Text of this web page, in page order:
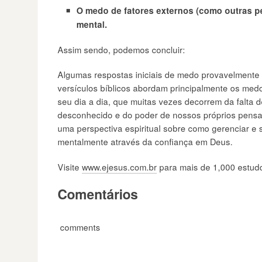
O medo de fatores externos (como outras
mental.
Assim sendo, podemos concluir:
Algumas respostas iniciais de medo
versículos bíblicos abordam principalmente os
seu dia a dia, que muitas vezes decorrem da falta
desconhecido e do poder de nossos próprios
uma perspectiva espiritual sobre como gerenciar
mentalmente através da confiança em Deus.
Visite www.ejesus.com.br para mais de 1,000
Comentários
comments